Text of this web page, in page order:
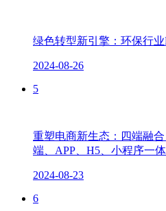
绿色转型新引擎：环保行
2024-08-26
5
重塑电商新生态：四端融
端、APP、H5、小程序一
2024-08-23
6